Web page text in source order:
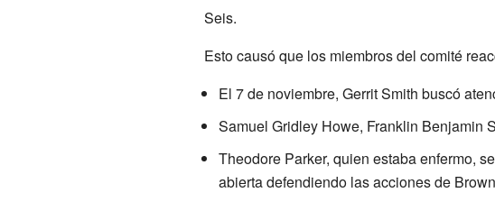
Seis.
Esto causó que los miembros del comité
El 7 de noviembre, Gerrit Smith buscó
Samuel Gridley Howe, Franklin Benjamin
Theodore Parker, quien estaba enfermo,
abierta defendiendo las acciones de